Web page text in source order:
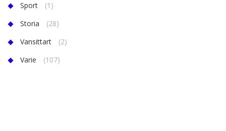
Sport
(1)
Storia
(28)
Vansittart
(2)
Varie
(107)